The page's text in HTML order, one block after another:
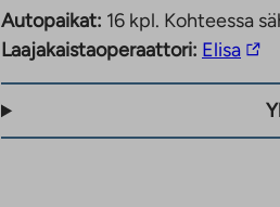
Autopaikat: 16 kpl. Kohteessa
Laajakaistaoperaattori: ElisaLinkki
vie